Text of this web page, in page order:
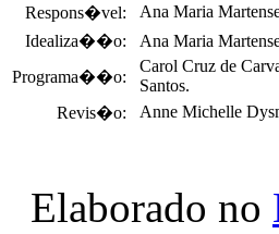
Respons�vel:
Ana Maria
Idealiza��o:
Ana Maria
Programa��o:
Carol Cruz de
Santos.
Revis�o:
Anne Michelle
Elaborado no